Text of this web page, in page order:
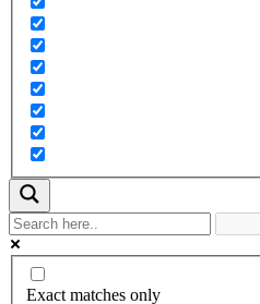
Exact matches only